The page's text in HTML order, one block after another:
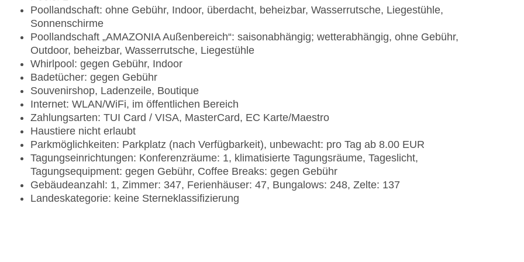
Poollandschaft: ohne Gebühr, Indoor, überdacht, beheizbar, Wasserrutsche, Liegestühle,
Sonnenschirme
Poollandschaft „AMAZONIA Außenbereich“: saisonabhängig; wetterabhängig, ohne Gebühr,
Outdoor, beheizbar, Wasserrutsche, Liegestühle
Whirlpool: gegen Gebühr, Indoor
Badetücher: gegen Gebühr
Souvenirshop, Ladenzeile, Boutique
Internet: WLAN/WiFi, im öffentlichen Bereich
Zahlungsarten: TUI Card / VISA, MasterCard, EC Karte/Maestro
Haustiere nicht erlaubt
Parkmöglichkeiten: Parkplatz (nach Verfügbarkeit), unbewacht: pro Tag ab 8.00 EUR
Tagungseinrichtungen: Konferenzräume: 1, klimatisierte Tagungsräume, Tageslicht,
Tagungsequipment: gegen Gebühr, Coffee Breaks: gegen Gebühr
Gebäudeanzahl: 1, Zimmer: 347, Ferienhäuser: 47, Bungalows: 248, Zelte: 137
Landeskategorie: keine Sterneklassifizierung